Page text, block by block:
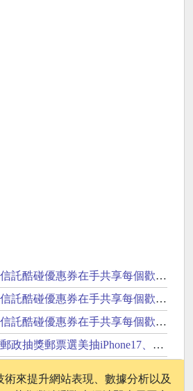
酷碰優惠券在手共享每個歡樂時刻天天優惠價
託酷碰優惠券在手共享每個歡樂時刻
酷碰優惠券在手共享每個歡樂時刻天天優惠價
政抽獎郵票選美抽iPhone17、Switch2
術來提升網站表現、數據分析以及